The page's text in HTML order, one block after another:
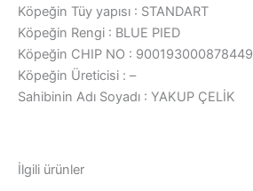
Köpeğin Tüy yapısı : STANDART
Köpeğin Rengi : BLUE PIED
Köpeğin CHIP NO : 900193000878449
Köpeğin Üreticisi : –
Sahibinin Adı Soyadı : YAKUP ÇELİK
İlgili ürünler